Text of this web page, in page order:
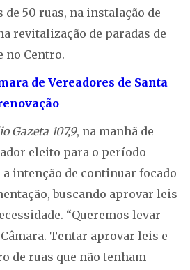
50 ruas, na instalação de
revitalização de paradas de
no Centro.
de Vereadores de Santa
Gazeta 107,9, na manhã de
eleito para o período
a intenção de continuar focado
buscando aprovar leis
“Queremos levar
Tentar aprovar leis e
de ruas que não tenham